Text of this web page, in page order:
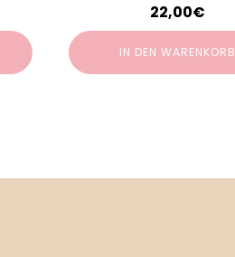
22,00€
IN DEN WARENKORB